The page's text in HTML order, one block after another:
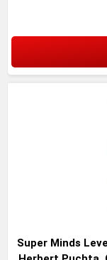
Super Minds